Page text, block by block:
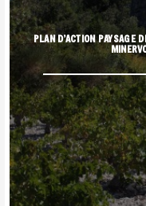
PLAN D’ACTION PAYSAGE